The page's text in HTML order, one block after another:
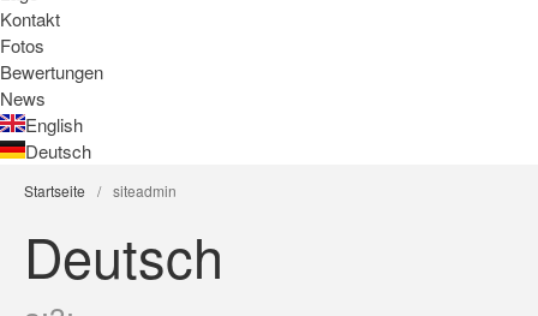
Kontakt
Fotos
Bewertungen
News
English
Deutsch
Startseite / siteadmin
Deutsch